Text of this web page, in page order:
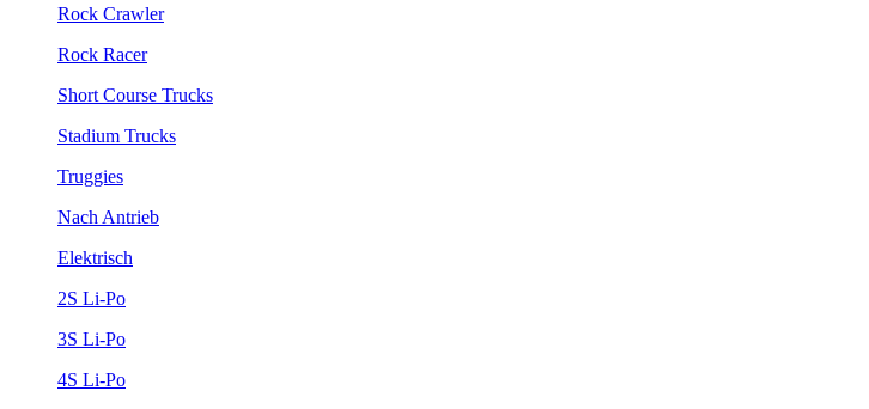
Rock Crawler
Rock Racer
Short Course Trucks
Stadium Trucks
Truggies
Nach Antrieb
Elektrisch
2S Li-Po
3S Li-Po
4S Li-Po